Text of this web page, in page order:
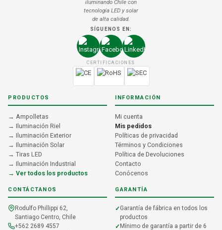
iluminando Chile con
tecnología LED y solar
de alta calidad.
SÍGUENOS EN:
CERTIFICACIONES
PRODUCTOS
→ Ampolletas
→ Iluminación Riel
→ Iluminación Exterior
→ Iluminación Solar
→ Tiras LED
→ Iluminación Industrial
→ Ver todos los productos
INFORMACIÓN
Mi cuenta
Mis pedidos
Políticas de privacidad
Términos y Condiciones
Política de Devoluciones
Contacto
Conócenos
CONTÁCTANOS
Rodulfo Phillippi 62,
Santiago Centro, Chile
+562 2689 4557
GARANTÍA
Garantía de fábrica en todos los
productos
Mínimo de garantía a partir de 6